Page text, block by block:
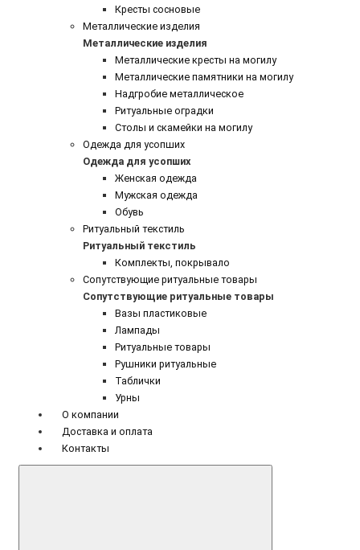
Кресты сосновые
Металлические изделия
Металлические изделия
Металлические кресты на могилу
Металлические памятники на могилу
Надгробие металлическое
Ритуальные оградки
Столы и скамейки на могилу
Одежда для усопших
Одежда для усопших
Женская одежда
Мужская одежда
Обувь
Ритуальный текстиль
Ритуальный текстиль
Комплекты, покрывало
Сопутствующие ритуальные товары
Сопутствующие ритуальные товары
Вазы пластиковые
Лампады
Ритуальные товары
Рушники ритуальные
Таблички
Урны
О компании
Доставка и оплата
Контакты